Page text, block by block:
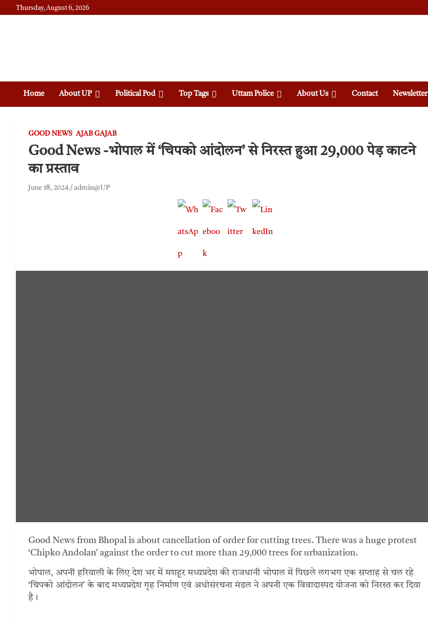
Thursday, August 6, 2026
Home About UP Political Pod Top Tags Uttam Police About Us Contact Newsletter
GOOD NEWS AJAB GAJAB
Good News -भोपाल में ‘चिपको आंदोलन’ से निरस्त हुआ 29,000 पेड़ काटने
का प्रस्ताव
June 18, 2024 admin@UP
Good News from Bhopal is about cancellation of order for cutting trees. There was a huge protest
‘Chipko Andolan’ against the order to cut more than 29,000 trees for urbanization.
भोपाल, अपनी हरियाली के लिए देश भर में मशहूर मध्यप्रदेश की राजधानी भोपाल में पिछले लगभग एक सप्ताह से चल रहे
‘चिपको आंदोलन’ के बाद मध्यप्रदेश गृह निर्माण एवं अधोसंरचना मंडल ने अपनी एक विवादास्पद योजना को निरस्त कर दिया
है।